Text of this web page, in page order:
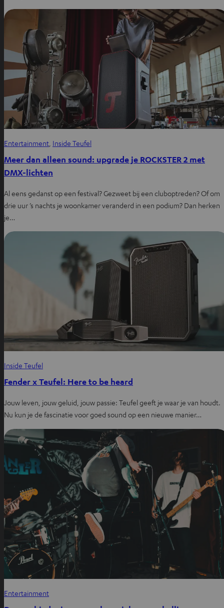
Entertainment Inside Teufel
Meer dan alleen sound: upgrade je ROCKSTER 2 met
DMX-lichten
Al eens gedanst op een festival? Gezweet bij een cluboptreden? Of om
drie uur ’s nachts je woonkamer veranderd in een podium? Dan herken
je…
Inside Teufel
Fender x Teufel: Here to be heard
Jouw leven, jouw geluid, jouw passie: Teufel geeft je waar je van houdt.
Nu kun je de fascinatie voor goed sound op een nieuwe manier…
Entertainment